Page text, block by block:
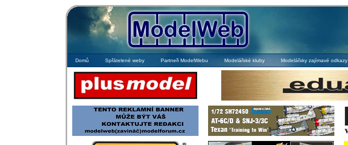
Domů Spřátelené weby Partneři ModelWebu Modelářské kluby Modelářsky zajímavé odkazy